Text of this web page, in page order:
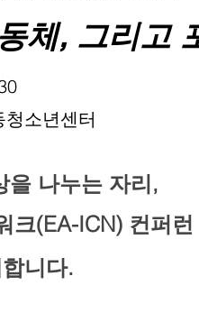
체, 그리고
소년센터
을 나누는 자리,
크(EA-ICN) 컨퍼런
니다.